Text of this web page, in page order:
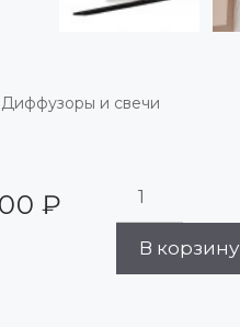
Диффузоры и свечи
₽
В корзину